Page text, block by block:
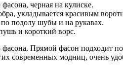
черная на кулиске.
укладывается красивым
подолу шубы и на рукавах.
и короткий ворс.
Прямой фасон подходит
современных модниц, очень